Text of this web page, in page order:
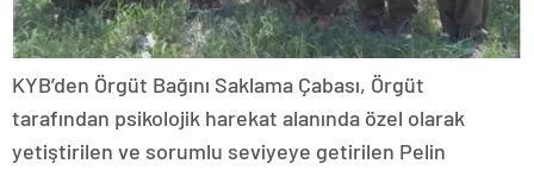
KYB’den Örgüt Bağını Saklama Çabası, Örgüt
tarafından psikolojik harekat alanında özel olarak
yetiştirilen ve sorumlu seviyeye getirilen Pelin